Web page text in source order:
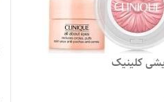
کلینیک